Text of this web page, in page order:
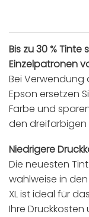
Bis zu 30 % Tinte
Einzelpatronen
Bei
Epson ersetzen
Farbe und
den dreifarbigen
Niedrigere
Die neuesten
wahlweise in
XL ist ideal für
Ihre Druckkosten